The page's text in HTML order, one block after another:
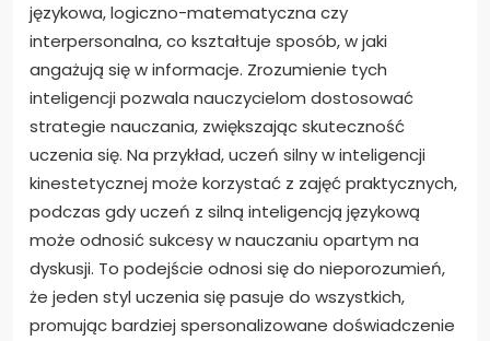
językowa, logiczno-matematyczna czy
interpersonalna, co kształtuje sposób, w jaki
angażują się w informacje. Zrozumienie tych
inteligencji pozwala nauczycielom dostosować
strategie nauczania, zwiększając skuteczność
uczenia się. Na przykład, uczeń silny w inteligencji
kinestetycznej może korzystać z zajęć praktycznych,
podczas gdy uczeń z silną inteligencją językową
może odnosić sukcesy w nauczaniu opartym na
dyskusji. To podejście odnosi się do nieporozumień,
że jeden styl uczenia się pasuje do wszystkich,
promując bardziej spersonalizowane doświadczenie